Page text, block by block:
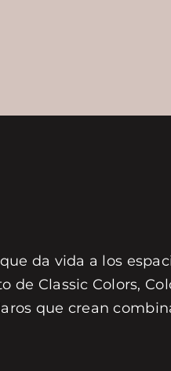
da vida a los
Classic Colors,
que crean